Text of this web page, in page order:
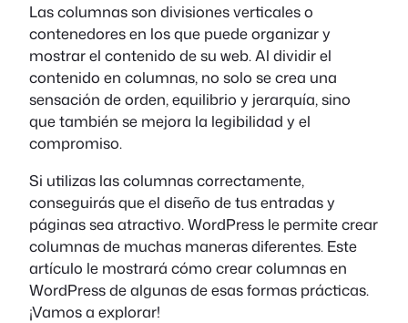
Las columnas son divisiones verticales o
contenedores en los que puede organizar y
mostrar el contenido de su web. Al dividir el
contenido en columnas, no solo se crea una
sensación de orden, equilibrio y jerarquía, sino
que también se mejora la legibilidad y el
compromiso.
Si utilizas las columnas correctamente,
conseguirás que el diseño de tus entradas y
páginas sea atractivo. WordPress le permite crear
columnas de muchas maneras diferentes. Este
artículo le mostrará cómo crear columnas en
WordPress de algunas de esas formas prácticas.
¡Vamos a explorar!